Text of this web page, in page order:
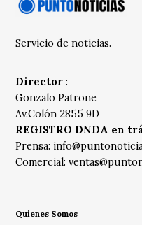
Servicio de noticias.
Director :
Gonzalo Patrone
Av.Colón 2855 9D
REGISTRO DNDA en
Prensa:
Comercial:
Quienes Somos